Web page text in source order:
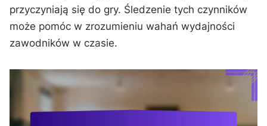
przyczyniają się do gry. Śledzenie tych czynników
może pomóc w zrozumieniu wahań wydajności
zawodników w czasie.